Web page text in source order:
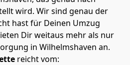
wird. Wir sind genau der
hast für Deinen Umzug
Dir weitaus mehr als nur
in Wilhelmshaven an.
reicht vom: